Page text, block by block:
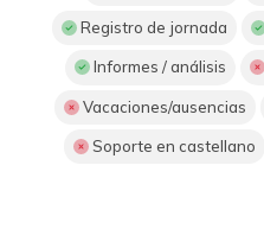
Registro de jornada
Informes / análisis
Vacaciones/ausencias
Soporte en castellano